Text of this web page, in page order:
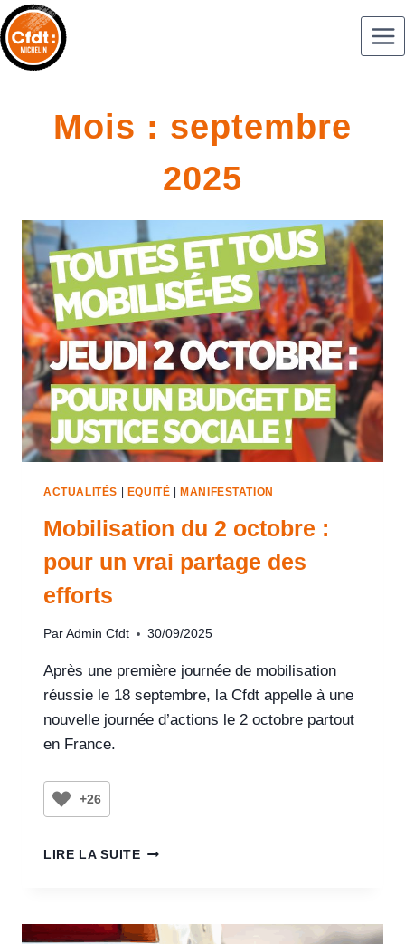
Mois : septembre
2025
ACTUALITÉS | EQUITÉ |MANIFESTATION
Mobilisation du 2 octobre :
pour un vrai partage des
efforts
Par Admin Cfdt 30/09/2025
Après une première journée de mobilisation
réussie le 18 septembre, la Cfdt appelle à une
nouvelle journée d’actions le 2 octobre partout
en France.
+26
LIRE LA SUITE